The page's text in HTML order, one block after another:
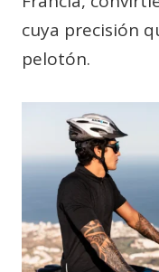
cuya precisión
pelotón.